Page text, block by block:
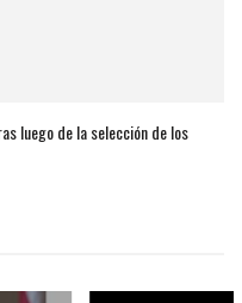
luego de la selección de los